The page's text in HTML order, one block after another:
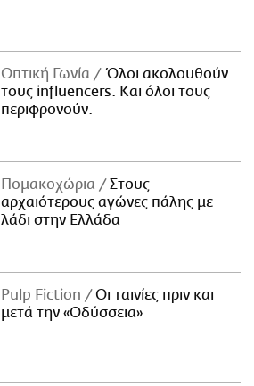
Οπτική Γωνία
Όλοι ακολουθούν
τους influencers. Και όλοι τους
περιφρονούν.
Πομακοχώρια
Στους
αρχαιότερους αγώνες πάλης με
λάδι στην Ελλάδα
Pulp Fiction
Οι ταινίες πριν και
μετά την «Οδύσσεια»